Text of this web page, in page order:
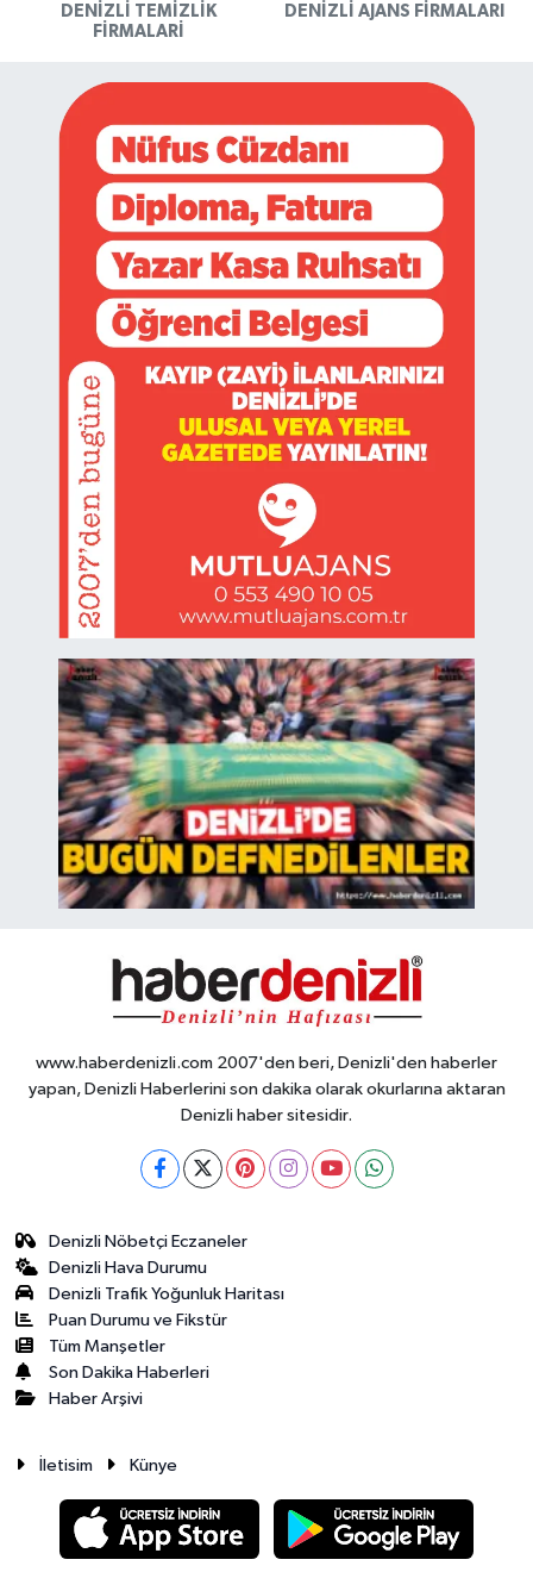
DENIZLI TEMIZLIK
FIRMALARI
DENIZLI AJANS FIRMALARI
www.haberdenizli.com 2007'den beri, Denizli'den haberler
yapan, Denizli Haberlerini son dakika olarak okurlarına aktaran
Denizli haber sitesidir.
Denizli Nöbetçi Eczaneler
Denizli Hava Durumu
Denizli Trafik Yoğunluk Haritası
Puan Durumu ve Fikstür
Tüm Manşetler
Son Dakika Haberleri
Haber Arşivi
İletisim Künye